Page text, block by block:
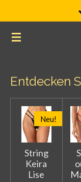
springen
Entdecken
Neu!
String
Keira
Lise